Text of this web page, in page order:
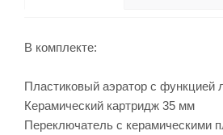
В комплекте:
Пластиковый аэратор с функцией
Керамический картридж 35 мм
Переключатель с керамическими